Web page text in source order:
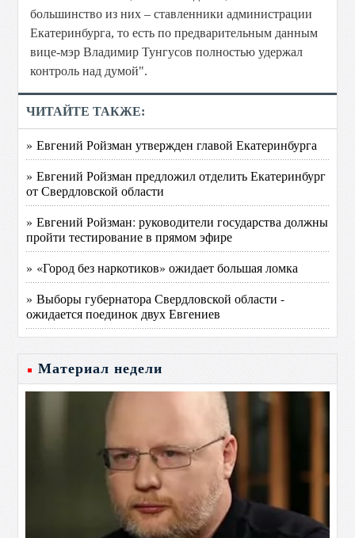
большинство из них – ставленники администрации
Екатеринбурга, то есть по предварительным данным
вице-мэр Владимир Тунгусов полностью удержал
контроль над думой".
ЧИТАЙТЕ ТАКЖЕ:
» Евгений Ройзман утвержден главой Екатеринбурга
» Евгений Ройзман предложил отделить Екатеринбург
от Свердловской области
» Евгений Ройзман: руководители государства должны
пройти тестирование в прямом эфире
» «Город без наркотиков» ожидает большая ломка
» Выборы губернатора Свердловской области -
ожидается поединок двух Евгениев
Материал недели